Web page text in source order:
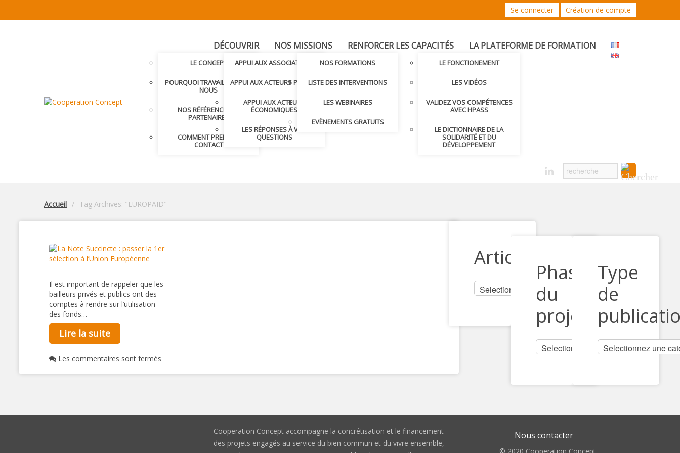
Se connecter Création de compte
DÉCOUVRIR
LE CONCEPT
POURQUOI TRAVAILLER AVEC
NOUS
NOS RÉFÉRENCES ET
PARTENAIRES
COMMENT PRENDRE
CONTACT
NOS MISSIONS
APPUI AUX ASSOCIATIONS
APPUI AUX ACTEURS PUBLICS
APPUI AUX ACTEURS
ÉCONOMIQUES
LES RÉPONSES À VOS
QUESTIONS
RENFORCER LES CAPACITÉS
NOS FORMATIONS
LISTE DES INTERVENTIONS
LES WEBINAIRES
EVÈNEMENTS GRATUITS
LA PLATEFORME DE FORMATION
LE FONCTIONEMENT
LES VIDÉOS
VALIDEZ VOS COMPÉTENCES
AVEC HPASS
LE DICTIONNAIRE DE LA
SOLIDARITÉ ET DU
DÉVELOPPEMENT
Accueil Tag Archives: "EUROPAID"
Il est important de rappeler que les
bailleurs privés et publics ont des
comptes à rendre sur l’utilisation
des fonds…
Lire la suite
Les commentaires sont fermés
Articles
Phases
du
projet
Type
de
Cooperation Concept accompagne la concrétisation et le financement
des projets engagés au service du bien commun et du vivre ensemble,
Nous contacter